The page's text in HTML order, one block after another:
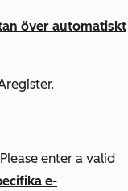
över automatiskt
Please enter a valid
e-